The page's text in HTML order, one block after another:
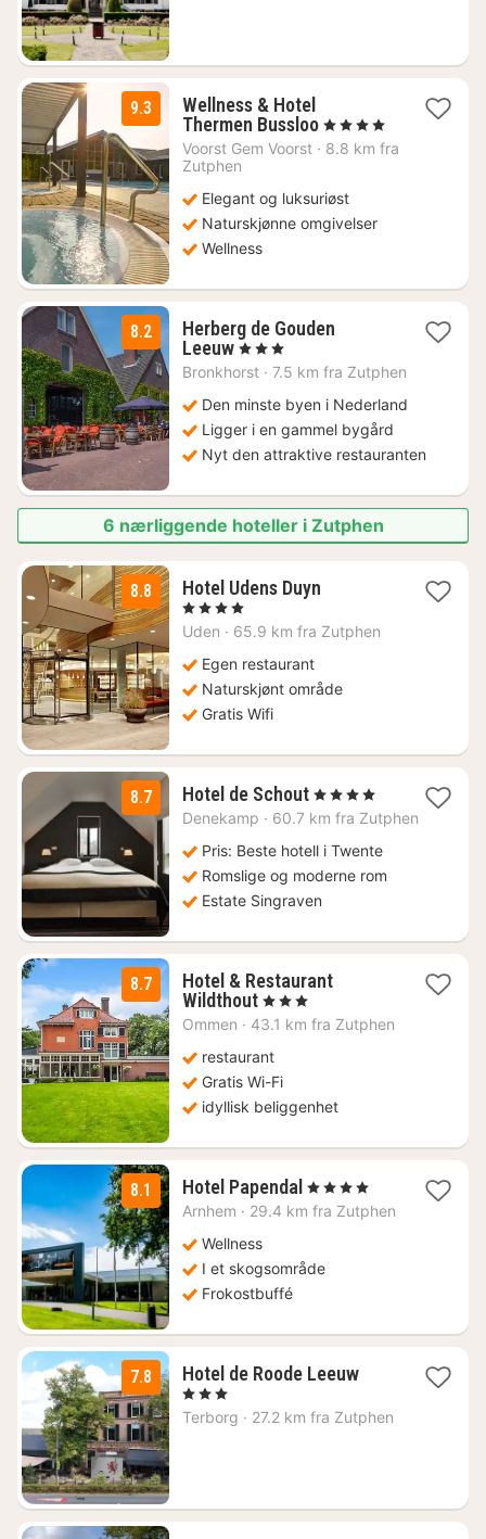
9.3
Wellness & Hotel
Thermen Bussloo1
natt
kr.
, 4 Stjerner
Voorst Gem Voorst · 8.8 km fra
Zutphen
Elegant og luksuriøst
Naturskjønne omgivelser
Wellness
8.2
Herberg de Gouden
Leeuw1
natt
1504
kr.
, 3 Stjerner
Bronkhorst · 7.5 km fra Zutphen
Den minste byen i Nederland
Ligger i en gammel bygård
Nyt den attraktive restauranten
6 nærliggende hoteller i Zutphen
8.8 Hotel Udens Duyn2
fra
1089
, 4 Stjerner
Uden · 65.9 km fra Zutphen
Egen restaurant
Naturskjønt område
Gratis Wifi
8.7 Hotel de Schout1
natt
1298
kr.
, 4 Stjerner
Denekamp · 60.7 km fra Zutphen
Pris: Beste hotell i Twente
Romslige og moderne rom
Estate Singraven
8.7
Hotel & Restaurant
Wildthout1
natt
1331
kr.
, 3 Stjerner
Ommen · 43.1 km fra Zutphen
restaurant
Gratis Wi-Fi
idyllisk beliggenhet
8.1 Hotel Papendal 1
natt
kr.
, 4 Stjerner
Arnhem · 29.4 km fra Zutphen
Wellness
I et skogsområde
Frokostbuffé
7.8 Hotel de Roode Leeuw1
fra
2959
, 3 Stjerner
Terborg · 27.2 km fra Zutphen